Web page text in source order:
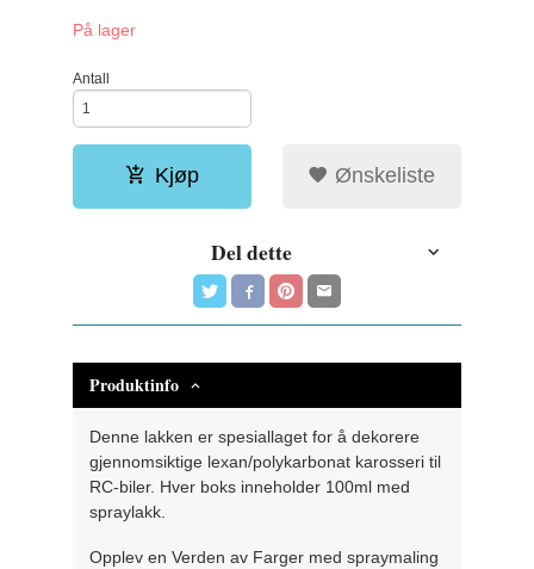
På lager
Antall
Kjøp Ønskeliste
Del dette
Produktinfo
Denne lakken er spesiallaget for å dekorere
gjennomsiktige lexan/polykarbonat karosseri til
RC-biler. Hver boks inneholder 100ml med
spraylakk.
Opplev en Verden av Farger med spraymaling